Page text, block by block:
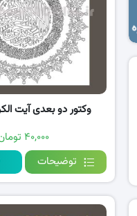
وکتور دو بعدی آیت
۴۰,۰۰۰ تومان
توضیحات